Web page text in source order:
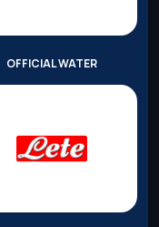
OFFICIAL WATER